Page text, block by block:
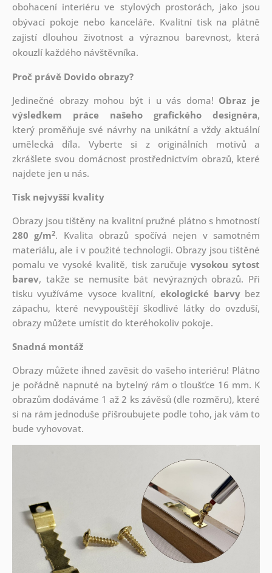
obohacení interiéru ve stylových prostorách, jako jsou
obývací pokoje nebo kanceláře. Kvalitní tisk na plátně
zajistí dlouhou životnost a výraznou barevnost, která
okouzlí každého návštěvníka.
Proč právě Dovido obrazy?
Jedinečné obrazy mohou být i u vás doma! Obraz je
výsledkem práce našeho grafického designéra,
který proměňuje své návrhy na unikátní a vždy aktuální
umělecká díla. Vyberte si z originálních motivů a
zkrášlete svou domácnost prostřednictvím obrazů, které
najdete jen u nás.
Tisk nejvyšší kvality
Obrazy jsou tištěny na kvalitní pružné plátno s hmotností
280 g/m2. Kvalita obrazů spočívá nejen v samotném
materiálu, ale i v použité technologii. Obrazy jsou tištěné
pomalu ve vysoké kvalitě, tisk zaručuje vysokou sytost
barev, takže se nemusíte bát nevýrazných obrazů. Při
tisku využíváme vysoce kvalitní,ekologické barvybez
zápachu, které nevypouštějí škodlivé látky do ovzduší,
obrazy můžete umístit do kteréhokoliv pokoje.
Snadná montáž
Obrazy můžete ihned zavěsit do vašeho interiéru! Plátno
je pořádně napnuté na bytelný rám o tloušťce 16 mm. K
obrazům dodáváme 1 až 2 ks závěsů (dle rozměru), které
si na rám jednoduše přišroubujete podle toho, jak vám to
bude vyhovovat.